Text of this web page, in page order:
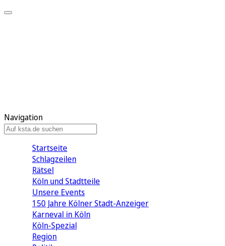
Navigation
Startseite
Schlagzeilen
Rätsel
Köln und Stadtteile
Unsere Events
150 Jahre Kölner Stadt-Anzeiger
Karneval in Köln
Köln-Spezial
Region